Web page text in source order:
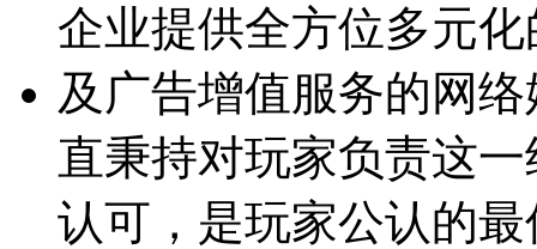
企业提供全方位多元
及广告增值服务的网
直秉持对玩家负责这
认可，是玩家公认的